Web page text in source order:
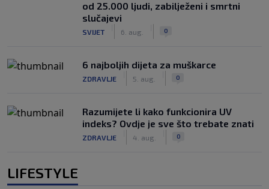
od 25.000 ljudi, zabilježeni i smrtni
slučajevi
SVIJET 6. aug. 0
6 najboljih dijeta za muškarce
ZDRAVLJE 5. aug. 0
Razumijete li kako funkcionira UV
indeks? Ovdje je sve što trebate znati
ZDRAVLJE 4. aug. 0
LIFESTYLE